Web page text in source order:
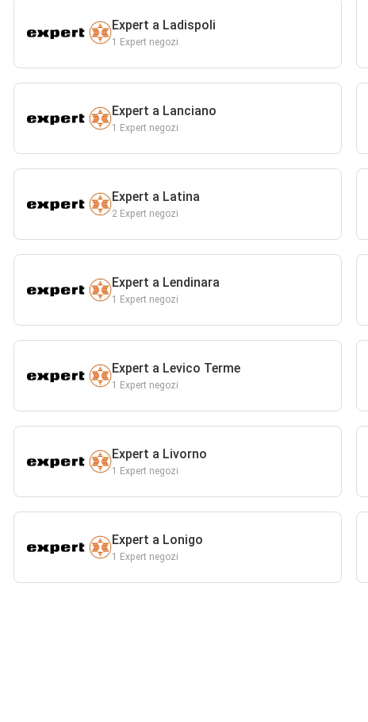
Expert a Ladispoli
1 Expert negozi
Expert a Lanciano
1 Expert negozi
Expert a Latina
2 Expert negozi
Expert a Lendinara
1 Expert negozi
Expert a Levico Terme
1 Expert negozi
Expert a Livorno
1 Expert negozi
Expert a Lonigo
1 Expert negozi